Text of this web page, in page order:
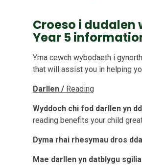
Croeso i
Year 5
Yma cewch wybodaeth i
that will assist you in helping
Darllen / Reading
Wyddoch chi fod darllen yn
reading benefits your child
Dyma rhai rhesymau dros
Mae darllen yn datblygu